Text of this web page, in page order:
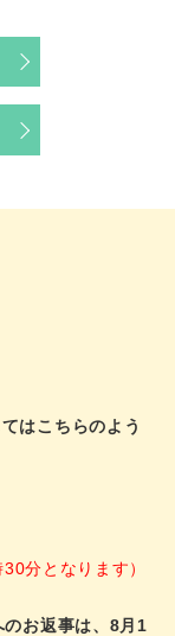
はこちらのよう
分となります）
お返事は、8月1